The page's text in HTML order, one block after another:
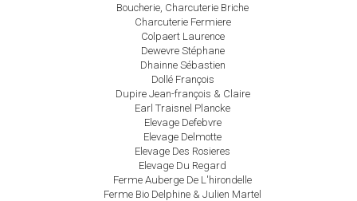
Boucherie, Charcuterie Briche
Charcuterie Fermiere
Colpaert Laurence
Dewevre Stéphane
Dhainne Sébastien
Dollé François
Dupire Jean-françois & Claire
Earl Traisnel Plancke
Elevage Defebvre
Elevage Delmotte
Elevage Des Rosieres
Elevage Du Regard
Ferme Auberge De L'hirondelle
Ferme Bio Delphine & Julien Martel